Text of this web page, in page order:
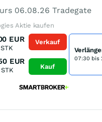
06.08.26 Tradegate
Aktie kaufen
EUR
STK
EUR
Verkauf
Kauf
07:30 bis